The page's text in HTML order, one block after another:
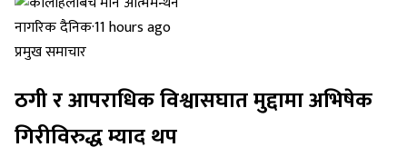
नागरिक दैनिक·11 hours ago
प्रमुख समाचार
ठगी र आपराधिक विश्वासघात मुद्दामा अभिषेक
गिरीविरुद्ध म्याद थप